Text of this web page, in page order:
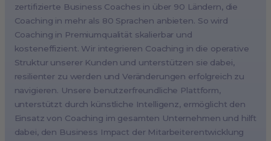
zertifizierte Business Coaches in über 90 Ländern, die
Coaching in mehr als 80 Sprachen anbieten. So wird
Coaching in Premiumqualität skalierbar und
kosteneffizient. Wir integrieren Coaching in die operative
Struktur unserer Kunden und unterstützen sie dabei,
resilienter zu werden und Veränderungen erfolgreich zu
navigieren. Unsere benutzerfreundliche Plattform,
unterstützt durch künstliche Intelligenz, ermöglicht den
Einsatz von Coaching im gesamten Unternehmen und hilft
dabei, den Business Impact der Mitarbeiterentwicklung
Melbourne, Australia
Amsterdam, Netherlands
Milan, Italy
Madrid, Spain
Vienna, Austria
Copenhagen, Denmark
Brussels, Belgium